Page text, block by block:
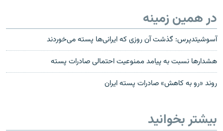
در همین زمینه
آسوشیتدپرس: گذشت آن روزی که ایرانی‌ها پسته می‌خوردند
هشدارها نسبت به پیامد ممنوعیت احتمالی صادرات پسته
روند «رو به کاهش» صادرات پسته ایران
بیشتر بخوانید